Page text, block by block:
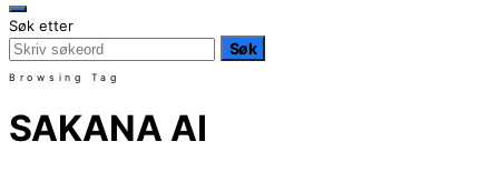
Søk etter
Søk
Browsing Tag
SAKANA AI